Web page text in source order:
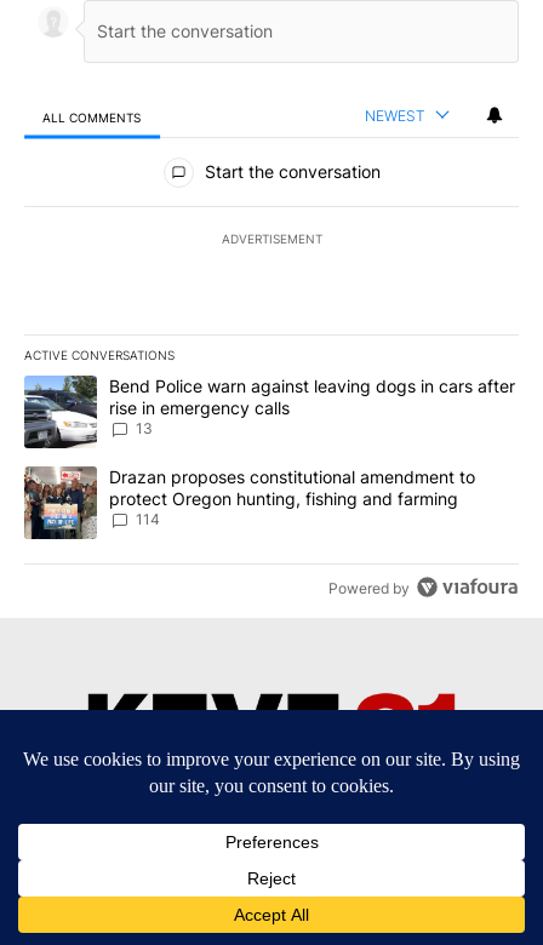
ALL COMMENTS NEWEST
All Comments
Start the conversation
ADVERTISEMENT
ACTIVE CONVERSATIONS
The following is a list of the most commented articles in the last
A trending article titled "Bend Police warn against leaving dogs
Bend Police warn against leaving dogs in cars after
rise in emergency calls
13
A trending article titled "Drazan proposes constitutional
Drazan proposes constitutional amendment to
protect Oregon hunting, fishing and farming
114
Powered by